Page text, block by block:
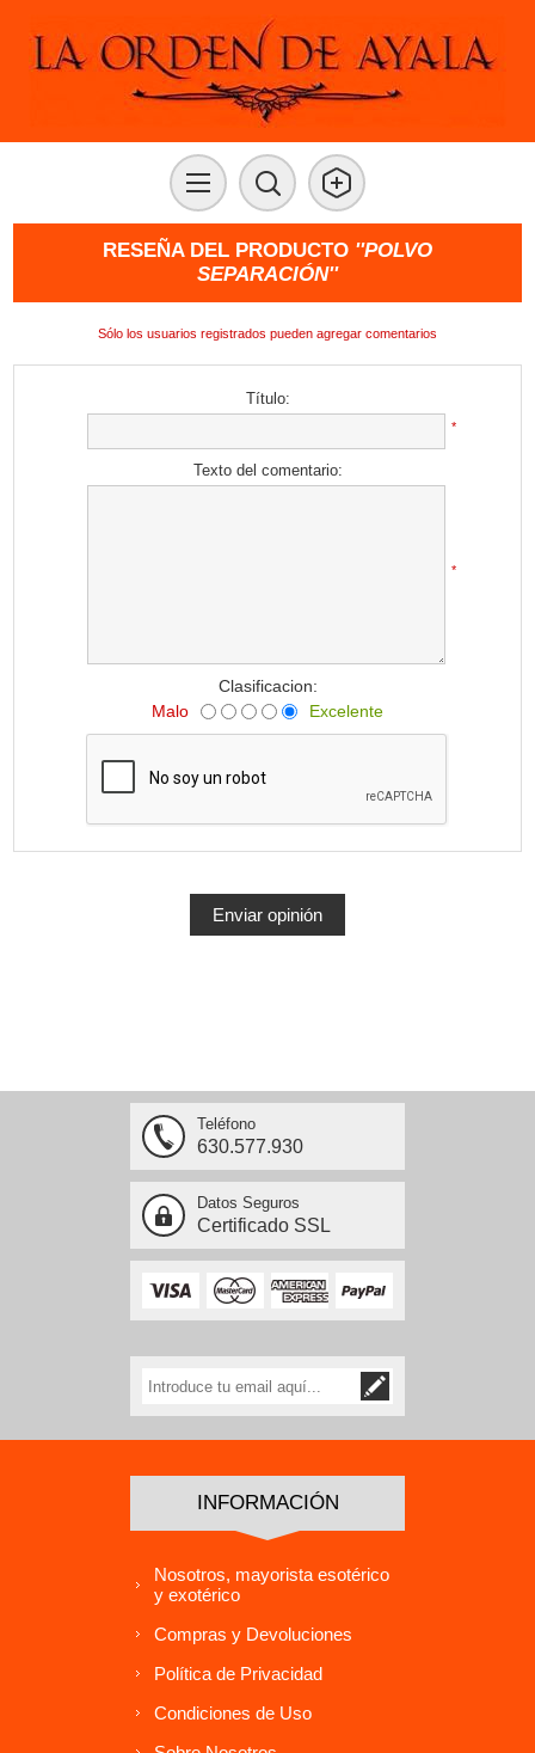
RESEÑA DEL PRODUCTO
POLVO
SEPARACIÓN
Sólo los usuarios registrados pueden agregar comentarios
Título:
*
Texto del comentario:
*
Clasificacion:
Malo
Excelente
Teléfono
630.577.930
Datos Seguros
Certificado SSL
INFORMACIÓN
Nosotros, mayorista esotérico
y exotérico
Compras y Devoluciones
Política de Privacidad
Condiciones de Uso